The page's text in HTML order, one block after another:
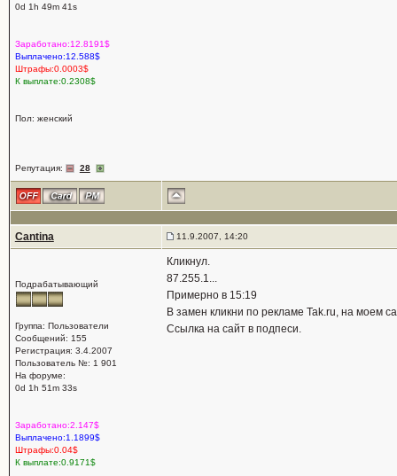
0d 1h 49m 41s
Заработано:12.8191$
Выплачено:12.588$
Штрафы:0.0003$
К выплате:0.2308$
Пол: женский
Репутация: 28
Cantina 11.9.2007, 14:20
Подрабатывающий
Группа: Пользователи
Сообщений: 155
Регистрация: 3.4.2007
Пользователь №: 1 901
На форуме:
0d 1h 51m 33s
Заработано:2.147$
Выплачено:1.1899$
Штрафы:0.04$
К выплате:0.9171$
Кликнул.
87.255.1...
Примерно в 15:19
В замен кликни по рекламе Tak.ru, на моем
Ссылка на сайт в подпеси.